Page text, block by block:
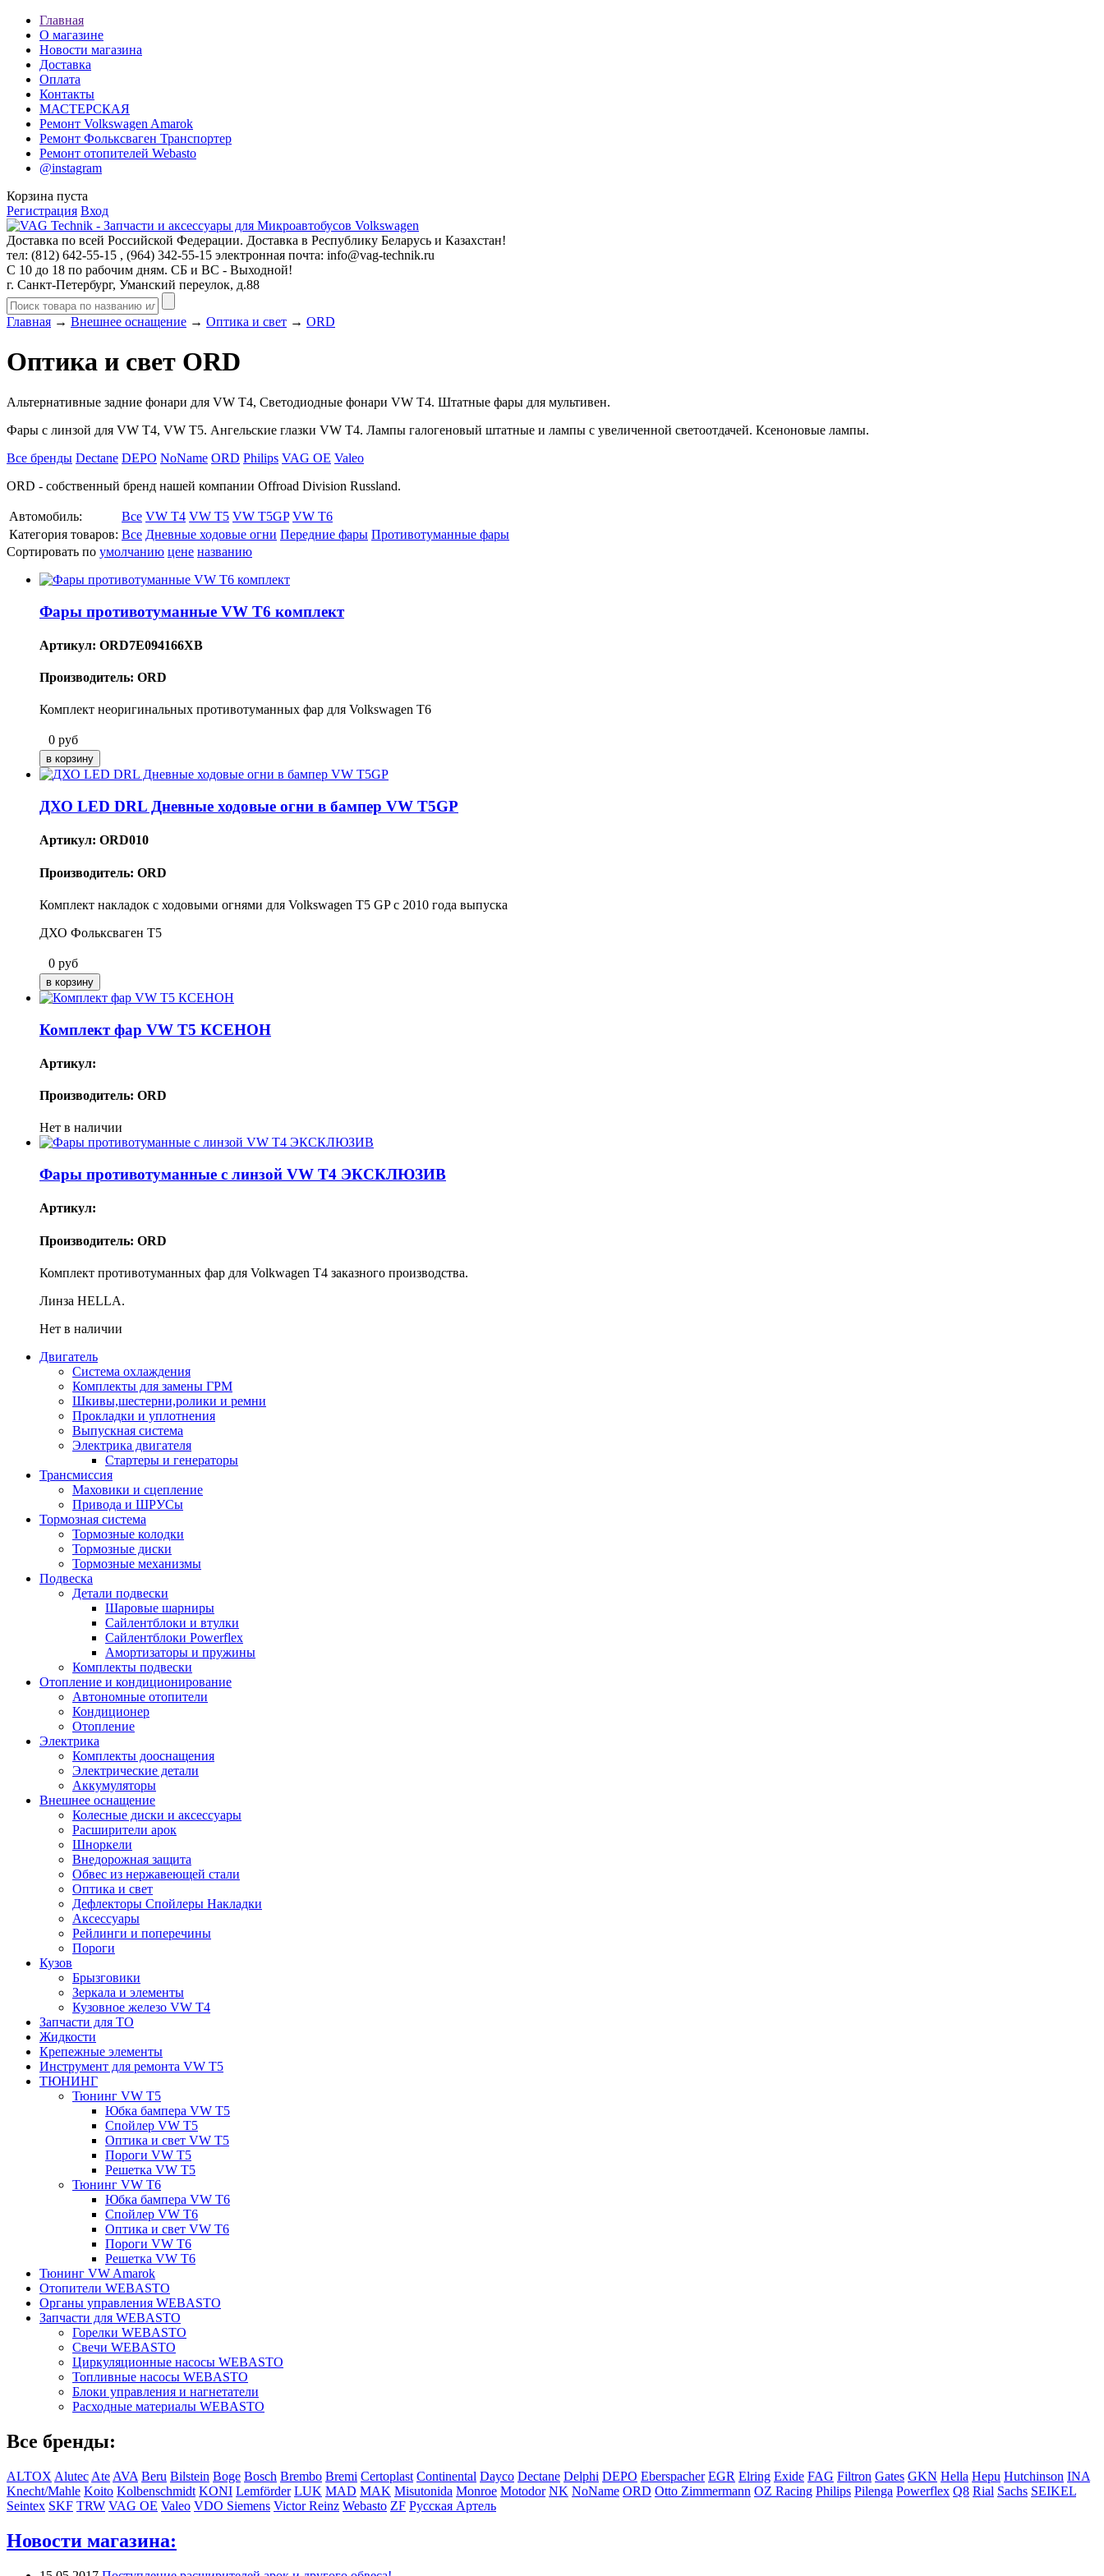
Главная
О магазине
Новости магазина
Доставка
Оплата
Контакты
МАСТЕРСКАЯ
Ремонт Volkswagen Amarok
Ремонт Фольксваген Транспортер
Ремонт отопителей Webasto
@instagram
Корзина пуста
Регистрация Вход
Доставка по всей Российской Федерации. Доставка в Республику Беларусь и Казахстан!
тел: (812) 642-55-15 , (964) 342-55-15 электронная почта: info@vag-technik.ru
С 10 до 18 по рабочим дням. СБ и ВС - Выходной!
г. Санкт-Петербург, Уманский переулок, д.88
Главная → Внешнее оснащение → Оптика и свет → ORD
Оптика и свет ORD
Альтернативные задние фонари для VW T4, Светодиодные фонари VW T4. Штатные фары для мультивен.
Фары с линзой для VW T4, VW T5. Ангельские глазки VW T4. Лампы галогеновый штатные и лампы с увеличенной светоотдачей. Ксеноновые лампы.
Все бренды Dectane DEPO NoName ORD Philips VAG OE Valeo
ORD - собственный бренд нашей компании Offroad Division Russland.
Автомобиль: Все VW T4 VW T5 VW T5GP VW T6
Категория товаров: Все Дневные ходовые огни Передние фары Противотуманные фары
Сортировать по умолчанию цене названию
Фары противотуманные VW T6 комплект
Артикул: ORD7E094166XB
Производитель: ORD
Комплект неоригинальных противотуманных фар для Volkswagen T6
0 руб
ДХО LED DRL Дневные ходовые огни в бампер VW T5GP
Артикул: ORD010
Производитель: ORD
Комплект накладок с ходовыми огнями для Volkswagen T5 GP с 2010 года выпуска
ДХО Фольксваген Т5
0 руб
Комплект фар VW T5 КСЕНОН
Артикул:
Производитель: ORD
Нет в наличии
Фары противотуманные с линзой VW T4 ЭКСКЛЮЗИВ
Артикул:
Производитель: ORD
Комплект противотуманных фар для Volkwagen T4 заказного производства.
Линза HELLA.
Нет в наличии
Двигатель
Система охлаждения
Комплекты для замены ГРМ
Шкивы,шестерни,ролики и ремни
Прокладки и уплотнения
Выпускная система
Электрика двигателя
Стартеры и генераторы
Трансмиссия
Маховики и сцепление
Привода и ШРУСы
Тормозная система
Тормозные колодки
Тормозные диски
Тормозные механизмы
Подвеска
Детали подвески
Шаровые шарниры
Сайлентблоки и втулки
Сайлентблоки Powerflex
Амортизаторы и пружины
Комплекты подвески
Отопление и кондиционирование
Автономные отопители
Кондиционер
Отопление
Электрика
Комплекты дооснащения
Электрические детали
Аккумуляторы
Внешнее оснащение
Колесные диски и аксессуары
Расширители арок
Шноркели
Внедорожная защита
Обвес из нержавеющей стали
Оптика и свет
Дефлекторы Спойлеры Накладки
Аксессуары
Рейлинги и поперечины
Пороги
Кузов
Брызговики
Зеркала и элементы
Кузовное железо VW T4
Запчасти для ТО
Жидкости
Крепежные элементы
Инструмент для ремонта VW T5
ТЮНИНГ
Тюнинг VW T5
Юбка бампера VW T5
Спойлер VW T5
Оптика и свет VW T5
Пороги VW T5
Решетка VW T5
Тюнинг VW T6
Юбка бампера VW T6
Спойлер VW T6
Оптика и свет VW T6
Пороги VW T6
Решетка VW T6
Тюнинг VW Amarok
Отопители WEBASTO
Органы управления WEBASTO
Запчасти для WEBASTO
Горелки WEBASTO
Свечи WEBASTO
Циркуляционные насосы WEBASTO
Топливные насосы WEBASTO
Блоки управления и нагнетатели
Расходные материалы WEBASTO
Все бренды:
ALTOX Alutec Ate AVA Beru Bilstein Boge Bosch Brembo Bremi Certoplast Continental Dayco Dectane Delphi DEPO Eberspacher EGR Elring Exide FAG Filtron Gates GKN Hella Hepu Hutchinson INA
Knecht/Mahle Koito Kolbenschmidt KONI Lemförder LUK MAD MAK Misutonida Monroe Motodor NK NoName ORD Otto Zimmermann OZ Racing Philips Pilenga Powerflex Q8 Rial Sachs SEIKEL
Seintex SKF TRW VAG OE Valeo VDO Siemens Victor Reinz Webasto ZF Русская Артель
Новости магазина: